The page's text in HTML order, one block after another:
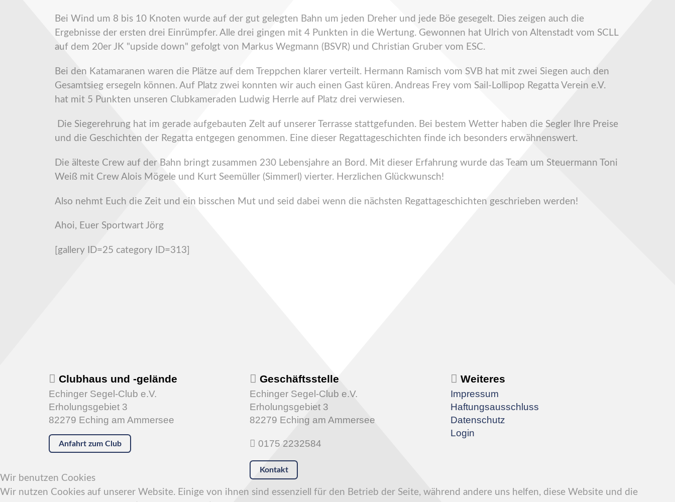
Bei Wind um 8 bis 10 Knoten wurde auf der gut gelegten Bahn um jeden Dreher und jede Böe gesegelt. Dies zeigen auch die
Ergebnisse der ersten drei Einrümpfer. Alle drei gingen mit 4 Punkten in die Wertung. Gewonnen hat Ulrich von Altenstadt vom SCLL
auf dem 20er JK "upside down" gefolgt von Markus Wegmann (BSVR) und Christian Gruber vom ESC.
Bei den Katamaranen waren die Plätze auf dem Treppchen klarer verteilt. Hermann Ramisch vom SVB hat mit zwei Siegen auch den
Gesamtsieg ersegeln können. Auf Platz zwei konnten wir auch einen Gast küren. Andreas Frey vom Sail-Lollipop Regatta Verein e.V.
hat mit 5 Punkten unseren Clubkameraden Ludwig Herrle auf Platz drei verwiesen.
Die Siegerehrung hat im gerade aufgebauten Zelt auf unserer Terrasse stattgefunden. Bei bestem Wetter haben die Segler Ihre Preise
und die Geschichten der Regatta entgegen genommen. Eine dieser Regattageschichten finde ich besonders erwähnenswert.
Die älteste Crew auf der Bahn bringt zusammen 230 Lebensjahre an Bord. Mit dieser Erfahrung wurde das Team um Steuermann Toni
Weiß mit Crew Alois Mögele und Kurt Seemüller (Simmerl) vierter. Herzlichen Glückwunsch!
Also nehmt Euch die Zeit und ein bisschen Mut und seid dabei wenn die nächsten Regattageschichten geschrieben werden!
Ahoi, Euer Sportwart Jörg
[gallery ID=25 category ID=313]
Clubhaus und -gelände
Echinger Segel-Club e.V.
Erholungsgebiet 3
82279 Eching am Ammersee
Anfahrt zum Club
Geschäftsstelle
Echinger Segel-Club e.V.
Erholungsgebiet 3
82279 Eching am Ammersee
0175 2232584
Kontakt
Weiteres
Impressum
Haftungsausschluss
Datenschutz
Login
Wir benutzen Cookies
Wir nutzen Cookies auf unserer Website. Einige von ihnen sind essenziell für den Betrieb der Seite, während andere uns helfen, diese Website und die